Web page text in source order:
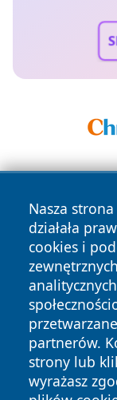
Nasza
działała
cookies i
partnerów.
strony lub
wyrażasz
Copyright © 2026
zastrzeżone.
News Autorzy